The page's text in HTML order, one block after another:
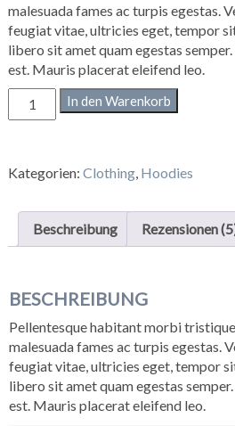
malesuada fames ac turpis egestas.
feugiat vitae, ultricies eget, tempor
libero sit amet quam egestas
est. Mauris placerat eleifend leo.
Ninja
Silhouette
In den Warenkorb
Kategorien: Clothing, Hoodies
Beschreibung Rezensionen
BESCHREIBUNG
Pellentesque habitant morbi
malesuada fames ac turpis egestas.
feugiat vitae, ultricies eget, tempor
libero sit amet quam egestas
est. Mauris placerat eleifend leo.